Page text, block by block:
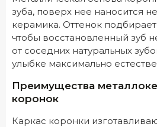
зуба, поверх нее наносится
керамика. Оттенок
чтобы восстановленный зуб
от соседних натуральных
улыбке максимально
Преимущества
коронок
Каркас коронки